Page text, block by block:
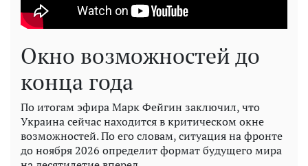
Окно возможностей до
конца года
По итогам эфира Марк Фейгин заключил, что
Украина сейчас находится в критическом окне
возможностей. По его словам, ситуация на фронте
до ноября 2026 определит формат будущего мира